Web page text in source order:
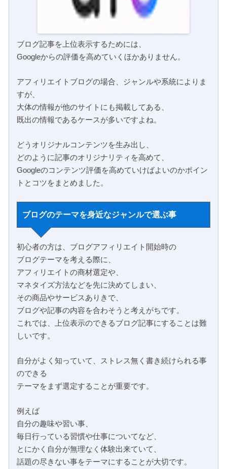
ブログ記事を上位表示するためには、
Googleからの評価を高めていくほかありません。
アフィリエイトブログの場合、ジャンルや系統によりま
すが、
大体の情報が他のサイトにも掲載してある、
既出の情報であるケースが多いですよね。
どうオリジナルコンテンツを生み出し、
どのように記事のオリジナリティを高めて、
Googleのコンテンツ評価を高めていけばよいのかポイン
トとコツをまとめました。
ブログのテーマを身近なジャンルで選ぶ事
初心者の方は、ブログアフィリエイト開始時の
ブログテーマを考える際に、
アフィリエイトの商材選定や、
マネタイズ方法などを先に決めてしまい、
その商品やサービスありきで、
ブログや記事の内容を合わそうと考えがちです。
これでは、上位表示のできるブログ記事にすることは難
しいです。
自分がよく知っていて、ストレス無く書き続けられる事
のできる
テーマをまず選定することが重要です。
例えば
自分の趣味や習い事、
毎日行っている習慣や仕事についてなど、
とにかく自分が無理なく体験出来ていて、
話題の尽きない事をテーマにすることが大切です。